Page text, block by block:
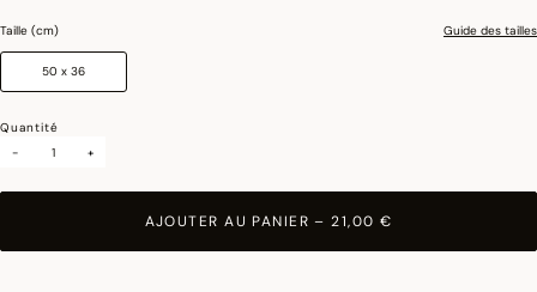
Taille (cm) Guide des tailles
50 x 36
Quantité
-
+
AJOUTER AU PANIER–21,00 €